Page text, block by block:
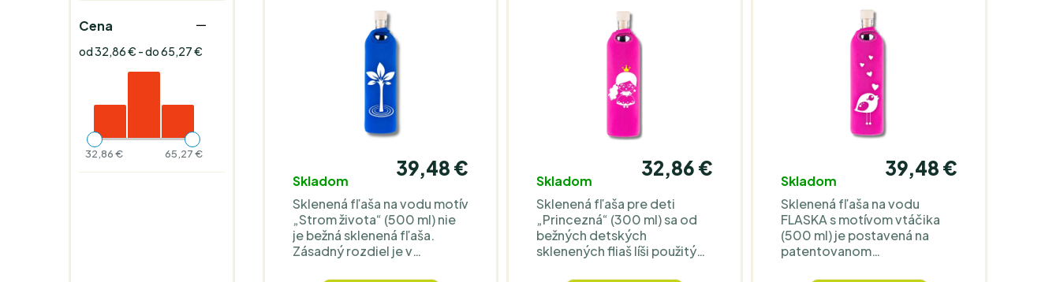
Cena
od 32,86 € - do 65,27 €
32,86 € 65,27 €
Skladom
39,48 €
Sklenená fľaša na vodu motív
„Strom života“ (500 ml) nie
je bežná sklenená fľaša.
Zásadný rozdiel je v
Skladom
32,86 €
Sklenená fľaša pre deti
„Princezná“ (300 ml) sa od
bežných detských
sklenených fliaš líši použitým
Skladom
39,48 €
Sklenená fľaša na vodu
FLASKA s motívom vtáčika
(500 ml) je postavená na
patentovanom